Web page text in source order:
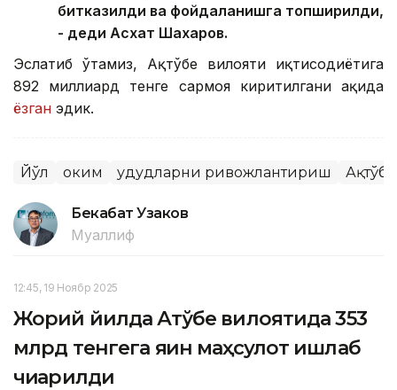
битказилди ва фойдаланишга топширилди,
- деди Асхат Шахаров.
Эслатиб ўтамиз, Ақтўбе вилояти иқтисодиётига
892 миллиард тенге сармоя киритилгани ҳақида
ёзган эдик.
Йўл Ҳоким Ҳудудларни ривожлантириш
Бекабат Узаков
Муаллиф
12:45, 19 Ноябр 2025
Жорий йилда Ақтўбе вилоятида 353
млрд тенгега яқин маҳсулот ишлаб
чиқарилди